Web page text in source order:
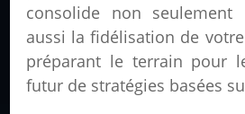
consolide non
aussi la fidélisation de
préparant le terrain pour
futur de stratégies basées